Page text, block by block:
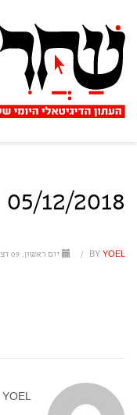
05/12/2018 כ"ז כסליו
BY YOEL
/ יום ראשון, 09 דצמבר 2018
YOEL